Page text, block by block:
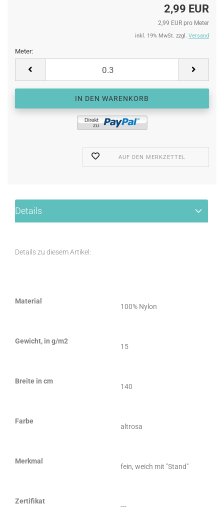
2,99 EUR
2,99 EUR pro Meter
inkl. 19% MwSt. zzgl. Versand
Meter:
AUF DEN MERKZETTEL
Details
Details zu diesem Artikel:
Material
100% Nylon
Gewicht, in g/m2
15
Breite in cm
140
Farbe
altrosa
Merkmal
fein, weich mit "Stand"
Zertifikat
---